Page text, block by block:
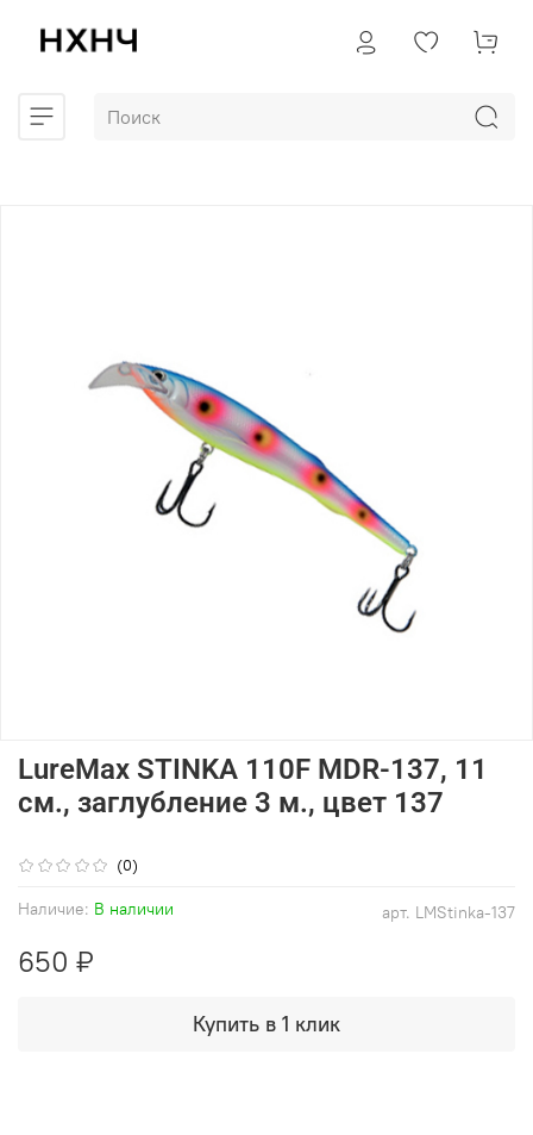
(0)
арт. LMStinka-137
Наличие: В наличии
LureMax STINKA 110F MDR-137, 11
см., заглубление 3 м., цвет 137
650 ₽
Купить в 1 клик